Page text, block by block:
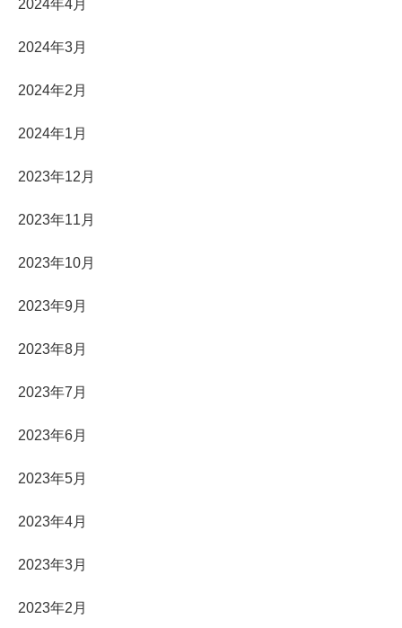
2024年4月
2024年3月
2024年2月
2024年1月
2023年12月
2023年11月
2023年10月
2023年9月
2023年8月
2023年7月
2023年6月
2023年5月
2023年4月
2023年3月
2023年2月